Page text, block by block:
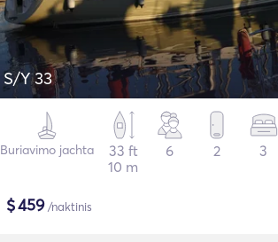
S/Y 33
Buriavimo jachta
33 ft
10 m
6 2 3
$459/naktinis